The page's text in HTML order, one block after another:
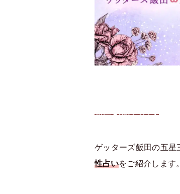
ゲッターズ飯田の五星
性占いをご紹介します。